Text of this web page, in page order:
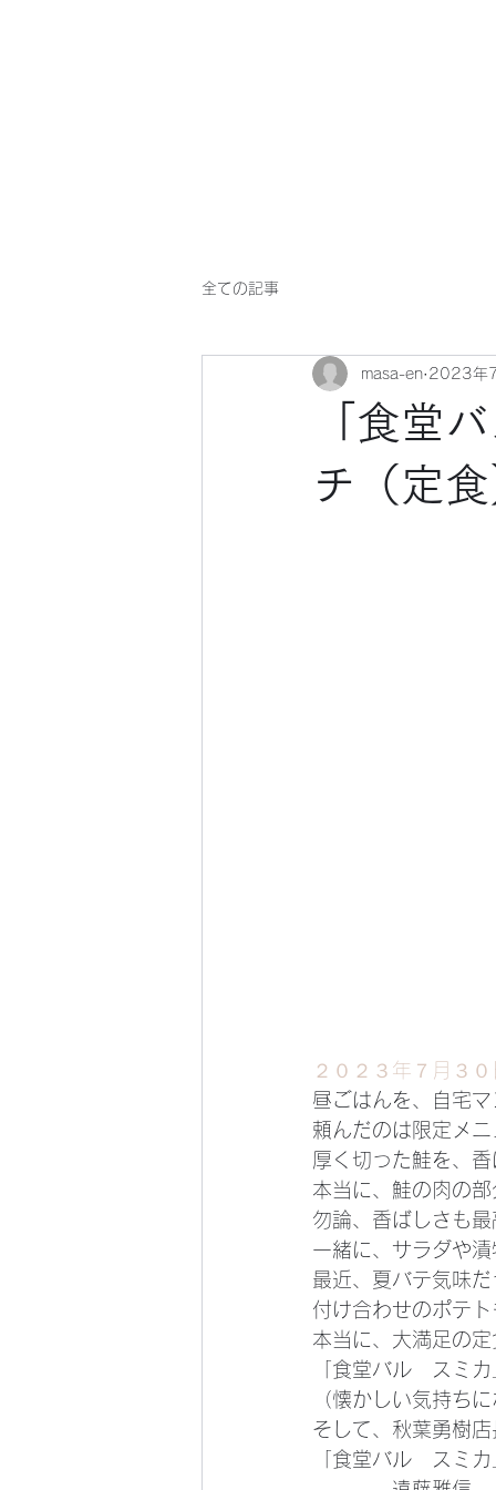
全ての記事
「食堂
チ（定
masa-en 2023年
２０２３年７月３
昼ごはんを、自宅
頼んだのは限定メ
厚く切った鮭を、
本当に、鮭の肉の
勿論、香ばしさも
一緒に、サラダや
最近、夏バテ気味
付け合わせのポテ
本当に、大満足の
「食堂バル　スミ
（懐かしい気持ち
そして、秋葉勇樹
「食堂バル　スミ